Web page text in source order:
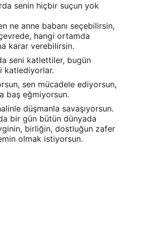
senin hiçbir suçun yok
ne anne babanı seçebilirsin,
hangi ortamda
karar verebilirsin.
seni katlettiler, bugün
katlediyorlar.
sen mücadele ediyorsun,
baş eğmiyorsun.
düşmanla savaşıyorsun.
bir gün bütün dünyada
birliğin, dostluğun zafer
olmak istiyorsun.